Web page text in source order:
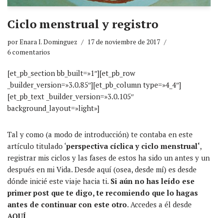
Ciclo menstrual y registro
porEnara I. Dominguez
17 de noviembre de 2017
6 comentarios
[et_pb_section bb_built=»1″][et_pb_row
_builder_version=»3.0.85″][et_pb_column type=»4_4″]
[et_pb_text _builder_version=»3.0.105″
background_layout=»light»]
Tal y como (a modo de introducción) te contaba en este
artículo titulado ‘perspectiva cíclica y ciclo menstrual‘,
registrar mis ciclos y las fases de estos ha sido un antes y un
después en mi Vida. Desde aquí (osea, desde mí) es desde
dónde inicié este viaje hacia ti. Si aún no has leído ese
primer post que te digo, te recomiendo que lo hagas
antes de continuar con este otro. Accedes a él desde